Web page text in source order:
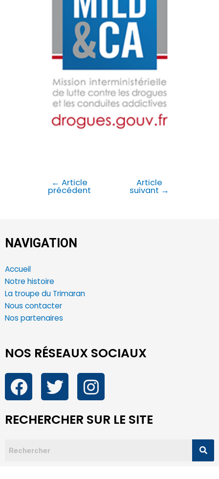
← Article
précédent
Article
suivant →
NAVIGATION
Accueil
Notre histoire
La troupe du Trimaran
Nous contacter
Nos partenaires
NOS RÉSEAUX SOCIAUX
RECHERCHER SUR LE SITE